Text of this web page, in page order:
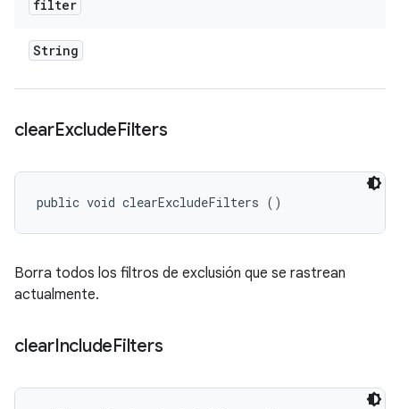
filter
String
clearExcludeFilters
public void clearExcludeFilters ()
Borra todos los filtros de exclusión que se rastrean
actualmente.
clearIncludeFilters